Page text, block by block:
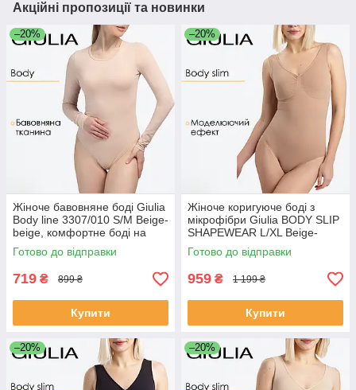
Акційні пропозиції та новинки
–20%
Жіноче бавовняне боді Giulia
Body line 3307/010 S/M Beige-
beige, комфортне боді на
кожен день
Готово до відправки
719 ₴ 899 ₴
Купити
–20%
Жіноче коригуюче боді з
мікрофібри Giulia BODY SLIP
SHAPEWEAR L/XL Beige-
nude, повсякденне боді
сліпи, моделююче
Готово до відправки
959 ₴ 1 199 ₴
Купити
–20% –20%